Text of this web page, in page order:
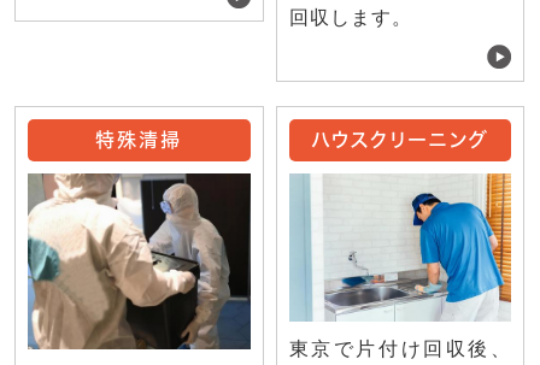
回収します。
特殊清掃 ハウスクリーニング
東京で片付け回収後、